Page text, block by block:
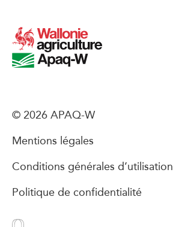
© 2026 APAQ-W
Mentions légales
Conditions générales d’utilisation
Politique de confidentialité